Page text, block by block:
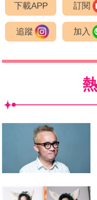
下載APP 訂閱
追蹤 加入